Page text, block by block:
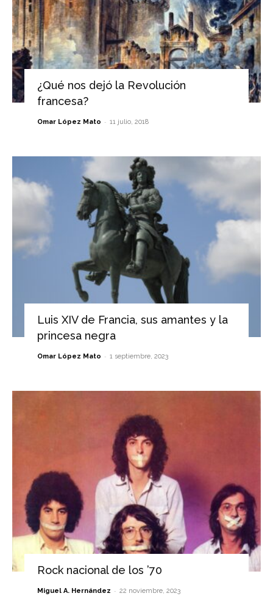
¿Qué nos dejó la Revolución
francesa?
Omar López Mato - 11 julio, 2018
Luis XIV de Francia, sus amantes y la
princesa negra
Omar López Mato - 1 septiembre, 2023
Rock nacional de los ’70
Miguel A. Hernández - 22 noviembre, 2023